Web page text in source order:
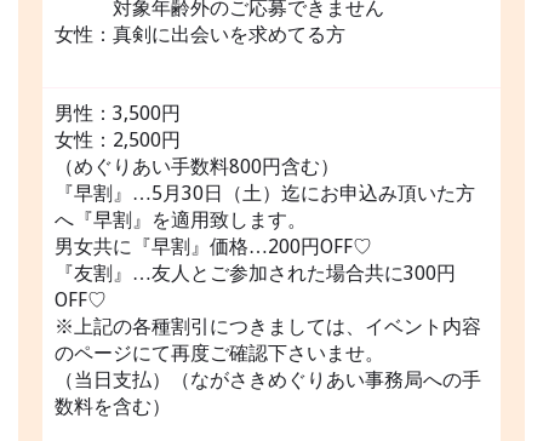
対象年齢外のご応募できません
女性：真剣に出会いを求めてる方
男性：3,500円
女性：2,500円
（めぐりあい手数料800円含む）
『早割』…5月30日（土）迄にお申込み頂いた方
へ『早割』を適用致します。
男女共に『早割』価格…200円OFF♡
『友割』…友人とご参加された場合共に300円
OFF♡
※上記の各種割引につきましては、イベント内容
のページにて再度ご確認下さいませ。
（当日支払）（ながさきめぐりあい事務局への手
数料を含む）